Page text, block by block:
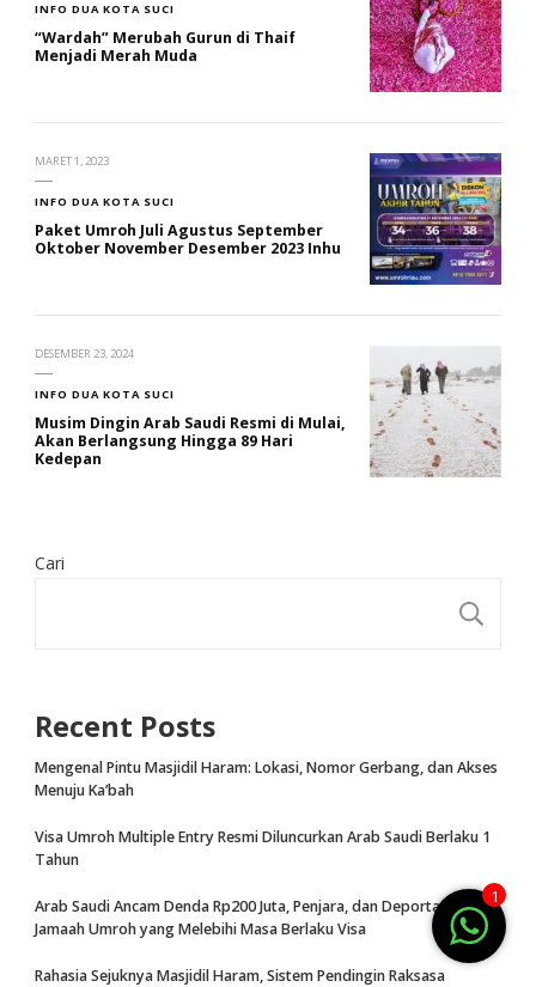
INFO DUA KOTA SUCI
“Wardah” Merubah Gurun di Thaif
Menjadi Merah Muda
MARET 1, 2023
INFO DUA KOTA SUCI
Paket Umroh Juli Agustus September
Oktober November Desember 2023 Inhu
DESEMBER 23, 2024
INFO DUA KOTA SUCI
Musim Dingin Arab Saudi Resmi di Mulai,
Akan Berlangsung Hingga 89 Hari
Kedepan
Cari
Recent Posts
Mengenal Pintu Masjidil Haram: Lokasi, Nomor Gerbang, dan Akses
Menuju Ka’bah
Visa Umroh Multiple Entry Resmi Diluncurkan Arab Saudi Berlaku 1
Tahun
Arab Saudi Ancam Denda Rp200 Juta, Penjara, dan Deportasi bagi
Jamaah Umroh yang Melebihi Masa Berlaku Visa
Rahasia Sejuknya Masjidil Haram, Sistem Pendingin Raksasa
1